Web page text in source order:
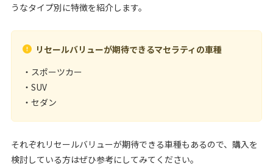
うなタイプ別に特徴を紹介します。
リセールバリューが期待できるマセラティの車種
・スポーツカー
・SUV
・セダン
それぞれリセールバリューが期待できる車種もあるので、購入を
検討している方はぜひ参考にしてみてください。